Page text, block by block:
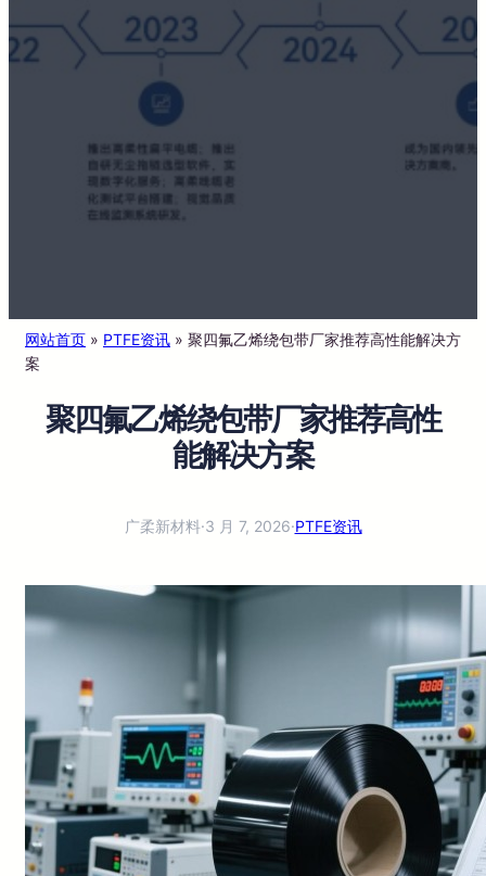
网站首页 » PTFE资讯 » 聚四氟乙烯绕包带厂家推荐高性能解决方
案
聚四氟乙烯绕包带厂家推荐高性
能解决方案
广柔新材料·3 月 7, 2026·PTFE资讯